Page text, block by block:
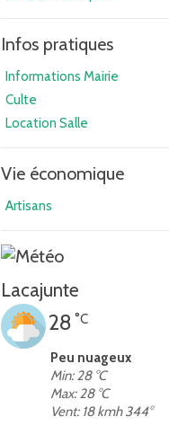
Infos pratiques
Informations Mairie
Culte
Location Salle
Vie économique
Artisans
Lacajunte
28 °C
Peu nuageux
Min: 28 °C
Max: 28 °C
Vent: 18 kmh 344°